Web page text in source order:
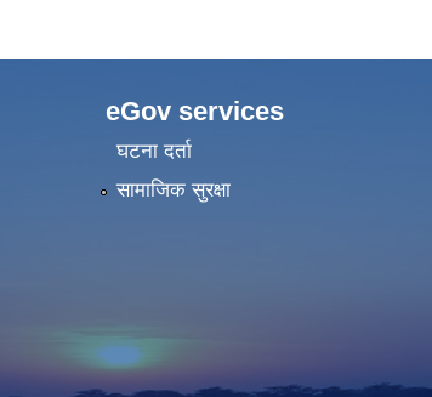
eGov services
घटना दर्ता
सामाजिक सुरक्षा